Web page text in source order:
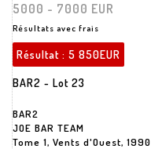
5000 - 7000 EUR
Résultats avec frais
Résultat : 5 850EUR
BAR2 - Lot 23
BAR2
JOE BAR TEAM
Tome 1, Vents d'Ouest, 1990